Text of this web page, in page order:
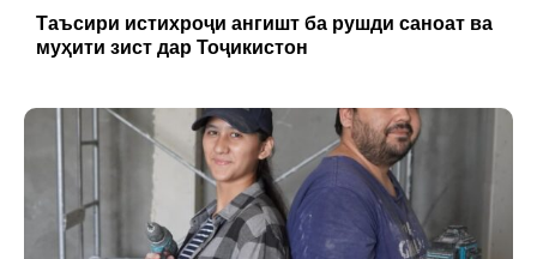
Таъсири истихроҷи ангишт ба рушди саноат ва
муҳити зист дар Тоҷикистон